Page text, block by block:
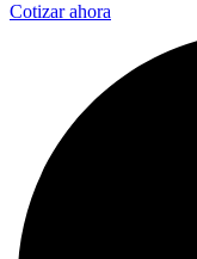
Cotizar ahora